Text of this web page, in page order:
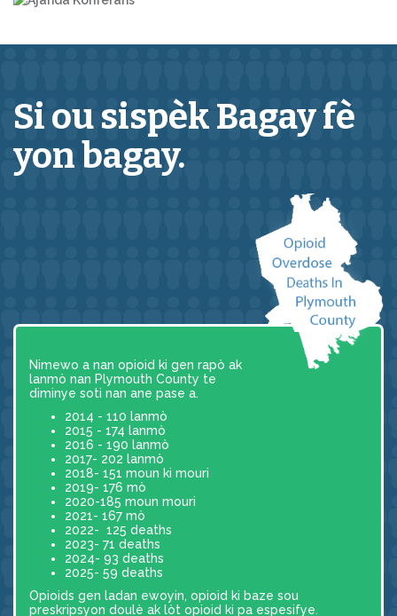
Si ou sispèkBagayfè
yon bagay.
Nimewo a nan opioid ki gen rapò ak
lanmò nan Plymouth County te
diminye soti nan ane pase a.
2014 - 110 lanmò
2015 - 174 lanmò
2016 - 190 lanmò
2017- 202 lanmò
2018- 151 moun ki mouri
2019- 176 mò
2020-185 moun mouri
2021- 167 mò
2022- 125 deaths
2023- 71 deaths
2024- 93 deaths
2025- 59 deaths
Opioids gen ladan ewoyin, opioid ki baze sou
preskripsyon doulè ak lòt opioid ki pa espesifye.